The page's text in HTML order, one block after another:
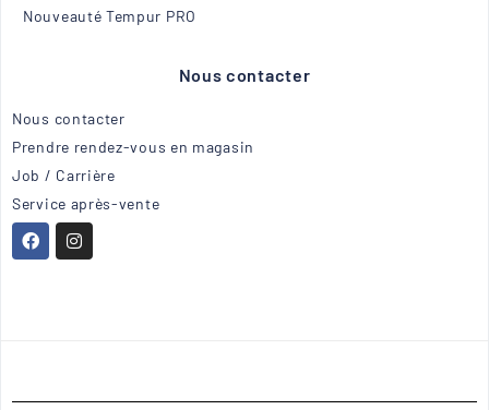
Nouveauté Tempur PRO
Nous contacter
Nous contacter
Prendre rendez-vous en magasin
Job / Carrière
Service après-vente